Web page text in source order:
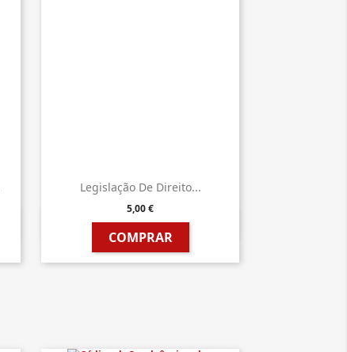
Legislação De Direito...
5,00 €
COMPRAR
 Vista rápida